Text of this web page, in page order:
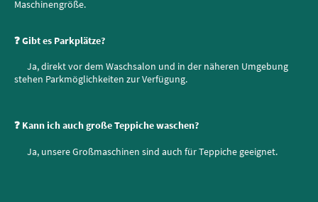
Maschinengröße.
❓ Gibt es Parkplätze?
Ja, direkt vor dem Waschsalon und in der näheren Umgebung
stehen Parkmöglichkeiten zur Verfügung.
❓ Kann ich auch große Teppiche waschen?
Ja, unsere Großmaschinen sind auch für Teppiche geeignet.